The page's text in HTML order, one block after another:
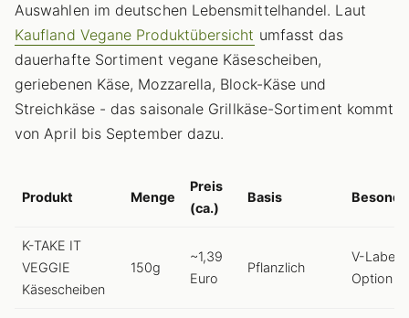
Auswahlen im deutschen Lebensmittelhandel. Laut
Kaufland Vegane Produktübersicht umfasst das
dauerhafte Sortiment vegane Käsescheiben,
geriebenen Käse, Mozzarella, Block-Käse und
Streichkäse - das saisonale Grillkäse-Sortiment kommt
von April bis September dazu.
Produkt Menge
Preis
(ca.)
Basis
K-TAKE IT
VEGGIE
Käsescheiben
150g
~1,39
Euro
Pflanzlich
V-Label,
Option